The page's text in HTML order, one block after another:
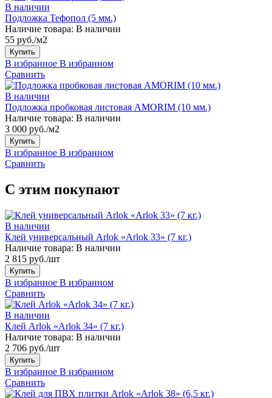
В наличии
Подложка Тефопол (5 мм.)
Наличие товара: В наличии
55 руб./м2
Купить
В избранное В избранном
Сравнить
В наличии
Подложка пробковая листовая AMORIM (10 мм.)
Наличие товара: В наличии
3 000 руб./м2
Купить
В избранное В избранном
Сравнить
С этим покупают
В наличии
Клей универсальный Arlok «Arlok 33» (7 кг.)
Наличие товара: В наличии
2 815 руб./шт
Купить
В избранное В избранном
Сравнить
В наличии
Клей Arlok «Arlok 34» (7 кг.)
Наличие товара: В наличии
2 706 руб./шт
Купить
В избранное В избранном
Сравнить